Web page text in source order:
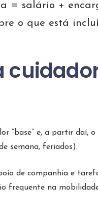
= salário +
o que está
“base” e, a partir daí,
semana, feriados).
de companhia e
frequente na